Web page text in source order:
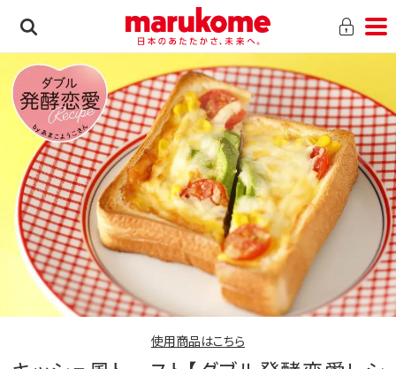
使用商品はこちら